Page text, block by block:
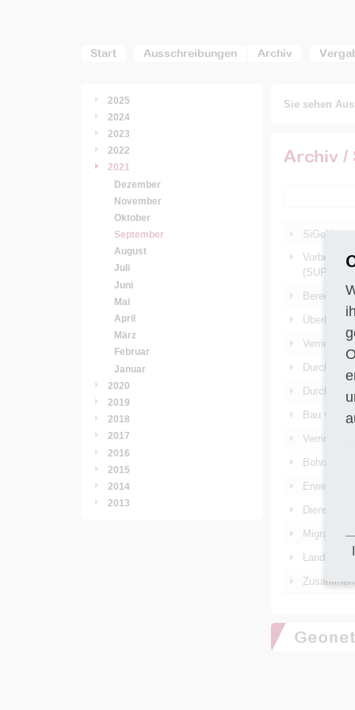
Start Ausschreibungen Archiv
2025
2024
2023
2022
2021
Dezember
November
Oktober
September
August
Juli
Juni
Mai
April
März
Februar
Januar
2020
2019
2018
2017
2016
2015
2014
2013
Sie sehen
Archiv /
SiGeKo
(SUP)
Bau von 3
Migration